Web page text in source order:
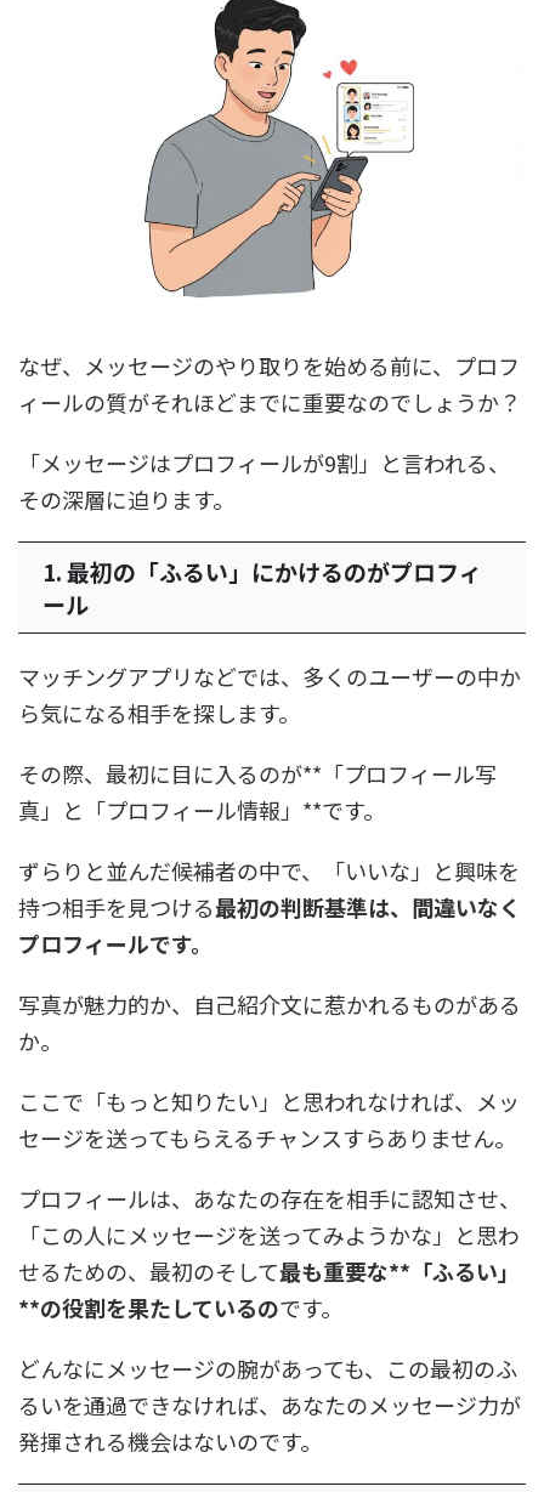
なぜ、メッセージのやり取りを始める前に、プロフ
ィールの質がそれほどまでに重要なのでしょうか？
「メッセージはプロフィールが9割」と言われる、
その深層に迫ります。
1. 最初の「ふるい」にかけるのがプロフィ
ール
マッチングアプリなどでは、多くのユーザーの中か
ら気になる相手を探します。
その際、最初に目に入るのが**「プロフィール写
真」と「プロフィール情報」**です。
ずらりと並んだ候補者の中で、「いいな」と興味を
持つ相手を見つける最初の判断基準は、間違いなく
プロフィールです。
写真が魅力的か、自己紹介文に惹かれるものがある
か。
ここで「もっと知りたい」と思われなければ、メッ
セージを送ってもらえるチャンスすらありません。
プロフィールは、あなたの存在を相手に認知させ、
「この人にメッセージを送ってみようかな」と思わ
せるための、最初のそして最も重要な**「ふるい」
**の役割を果たしているのです。
どんなにメッセージの腕があっても、この最初のふ
るいを通過できなければ、あなたのメッセージ力が
発揮される機会はないのです。